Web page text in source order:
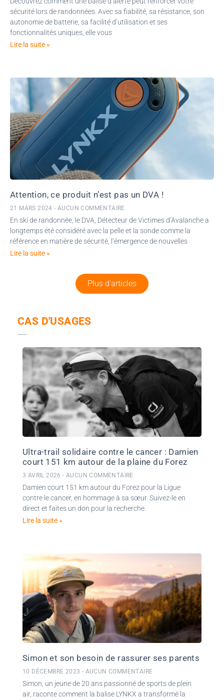
sécurité lors de randonnées. Avec sa fiabilité, sa résistance, son
autonomie de batterie, sa facilité d’utilisation et ses
fonctionnalités uniques, elle vous
Lire la suite »
Attention, ce produit n’est pas un DVA !
21 MARS 2024 AUCUN COMMENTAIRE
En ski de randonnée, le DVA, Détecteur de Victimes d’Avalanche a
longtemps été considéré avec la pelle et la sonde comme la
référence en matière de sécurité, l’émergence de nouvelles
Lire la suite »
Plus d'articles
CAS D'USAGES
Ultra-trail solidaire contre le cancer : Damien
court 151 km autour de la plaine du Forez
3 AVRIL 2026 AUCUN COMMENTAIRE
Damien court 151 km autour du Forez pour la Ligue
contre le cancer, en hommage à sa sœur. Suivez-le en
direct et faites un don pour la recherche.
Lire la suite »
Simon et son besoin de rassurer ses parents
10 DÉCEMBRE 2023 AUCUN COMMENTAIRE
Simon, un jeune de 20 ans passionné de sports de plein
air, raconte comment la balise LYNKX a transformé la